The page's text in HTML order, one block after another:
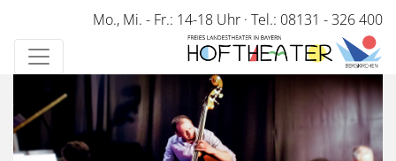
Direkt
zum
Inhalt
Mo., Mi. - Fr.: 14-18 Uhr · Tel.: 08131 - 326 400